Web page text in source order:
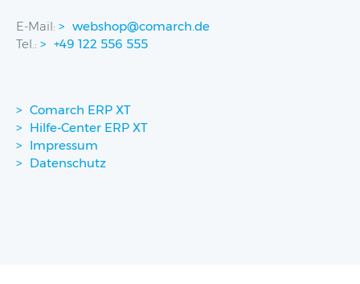
E-Mail:
webshop@comarch.de
Tel.:
+49 122 556 555
Comarch ERP XT
Hilfe-Center ERP XT
Impressum
Datenschutz